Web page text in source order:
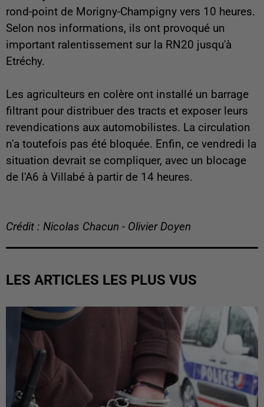
rond-point de Morigny-Champigny vers 10 heures.
Selon nos informations, ils ont provoqué un
important ralentissement sur la RN20 jusqu'à
Etréchy.
Les agriculteurs en colère ont installé un barrage
filtrant pour distribuer des tracts et exposer leurs
revendications aux automobilistes. La circulation
n'a toutefois pas été bloquée. Enfin, ce vendredi la
situation devrait se compliquer, avec un blocage
de l'A6 à Villabé à partir de 14 heures.
Crédit : Nicolas Chacun - Olivier Doyen
LES ARTICLES LES PLUS VUS